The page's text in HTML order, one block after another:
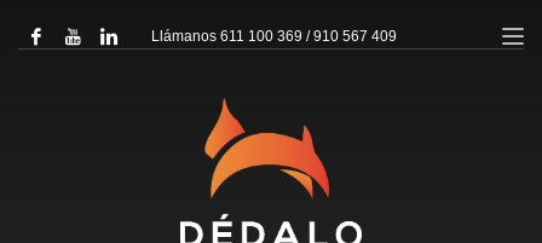
Llámanos 611 100 369 / 910 567 409